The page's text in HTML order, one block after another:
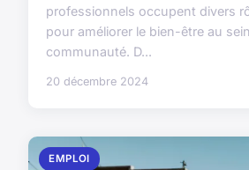
professionnels occupent divers
pour améliorer le bien-être au
communauté. D...
20 décembre 2024
EMPLOI